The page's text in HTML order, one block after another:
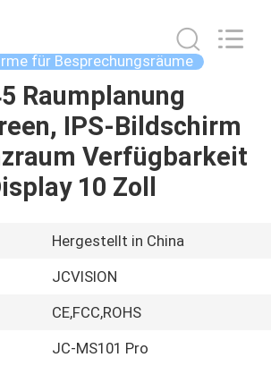
für Besprechungsräume
Raumplanung
IPS-Bildschirm
Verfügbarkeit
10 Zoll
Hergestellt in China
JCVISION
CE,FCC,ROHS
JC-MS101 Pro